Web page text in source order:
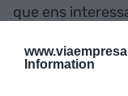
Information
que ens